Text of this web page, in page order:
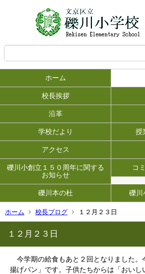
ホーム
校長挨拶
沿革
学校だより 授
アクセス
礫川小創立１５０周年に関する
お知らせ
コ
礫川本の杜 礫川
ホーム 校長ブログ １２月２３日
１２月２３日
今学期の給食もあと２回となりました。
揚げパン」です。子供たちからは「おいし